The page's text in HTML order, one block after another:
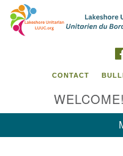
Google
Map
CONTACT